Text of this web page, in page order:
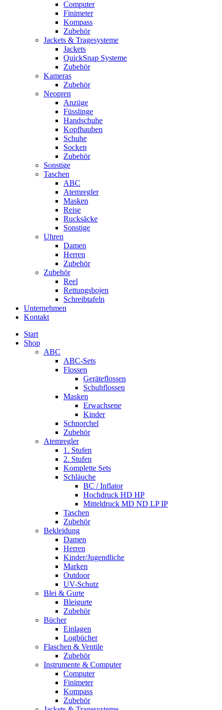
Computer
Finimeter
Kompass
Zubehör
Jackets & Tragesysteme
Jackets
QuickSnap Systeme
Zubehör
Kameras
Zubehör
Neopren
Anzüge
Füsslinge
Handschuhe
Kopfhauben
Schuhe
Socken
Zubehör
Sonstige
Taschen
ABC
Atemregler
Masken
Reise
Rucksäcke
Sonstige
Uhren
Damen
Herren
Zubehör
Zubehör
Reel
Rettungsbojen
Schreibtafeln
Unternehmen
Kontakt
Start
Shop
ABC
ABC-Sets
Flossen
Geräteflossen
Schuhflossen
Masken
Erwachsene
Kinder
Schnorchel
Zubehör
Atemregler
1. Stufen
2. Stufen
Komplette Sets
Schläuche
BC / Inflator
Hochdruck HD HP
Mitteldruck MD ND LP IP
Taschen
Zubehör
Bekleidung
Damen
Herren
Kinder/Jugendliche
Marken
Outdoor
UV-Schutz
Blei & Gurte
Bleigurte
Zubehör
Bücher
Einlagen
Logbücher
Flaschen & Ventile
Zubehör
Instrumente & Computer
Computer
Finimeter
Kompass
Zubehör